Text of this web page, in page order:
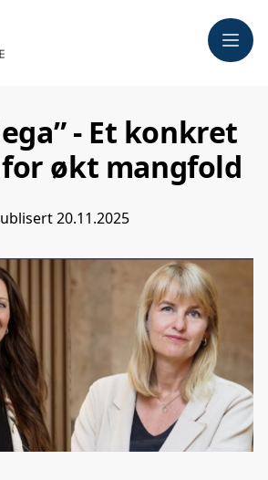
Meny
- Et konkret
økt mangfold
20.11.2025